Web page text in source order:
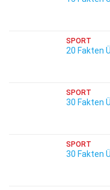
SPORT
20 Fakten
SPORT
30 Fakten
SPORT
30 Fakten